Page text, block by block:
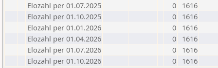
Elozahl per 01.07.2025
0
1616
Elozahl per 01.10.2025
0
1616
Elozahl per 01.01.2026
0
1616
Elozahl per 01.04.2026
0
1616
Elozahl per 01.07.2026
0
1616
Elozahl per 01.10.2026
0 1616